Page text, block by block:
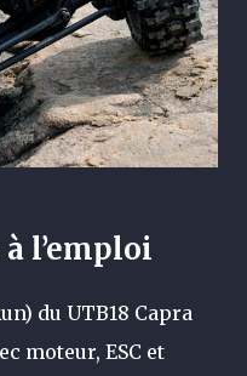
l’emploi
du UTB18 Capra
moteur, ESC et